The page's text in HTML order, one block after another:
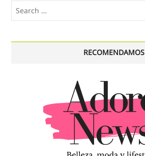
RECOMENDAMOS